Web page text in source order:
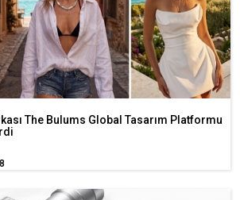
The Bulums Global Tasarım Platformu